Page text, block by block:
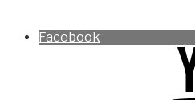
Facebook